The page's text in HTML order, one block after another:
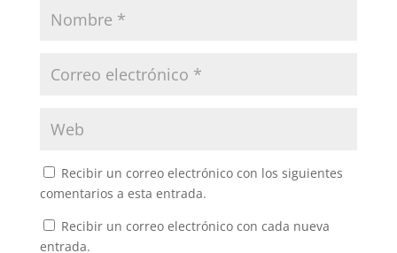
Recibir un correo electrónico con los siguientes
comentarios a esta entrada.
Recibir un correo electrónico con cada nueva
entrada.